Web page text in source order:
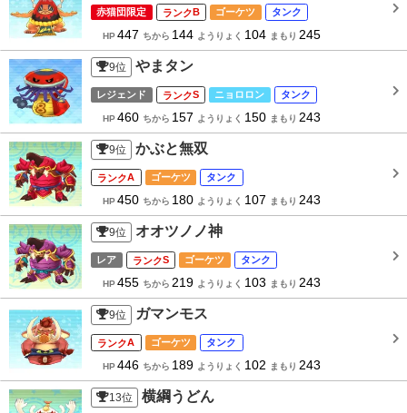
赤猫団限定 B ゴーケツ タンク
HP447 ちから 144 ようりょく 104 まもり 245
9位 やまタン
レジェンド S ニョロロン タンク
HP460 ちから 157 ようりょく 150 まもり 243
9位 かぶと無双
A ゴーケツ タンク
HP450 ちから 180 ようりょく 107 まもり 243
9位 オオツノノ神
レア S ゴーケツ タンク
HP455 ちから 219 ようりょく 103 まもり 243
9位 ガマンモス
A ゴーケツ タンク
HP446 ちから 189 ようりょく 102 まもり 243
13位 横綱うどん